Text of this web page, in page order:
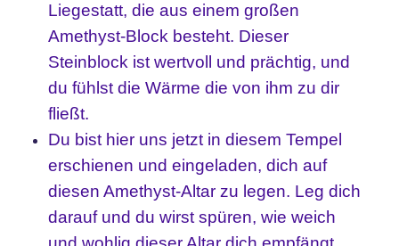
Liegestatt, die aus einem großen
Amethyst-Block besteht. Dieser
Steinblock ist wertvoll und prächtig, und
du fühlst die Wärme die von ihm zu dir
fließt.
Du bist hier uns jetzt in diesem Tempel
erschienen und eingeladen, dich auf
diesen Amethyst-Altar zu legen. Leg dich
darauf und du wirst spüren, wie weich